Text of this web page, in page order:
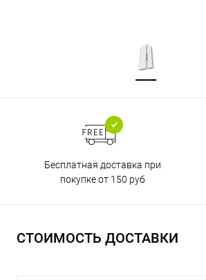
Бесплатная доставка при
покупке от 150 руб
СТОИМОСТЬ ДОСТАВКИ